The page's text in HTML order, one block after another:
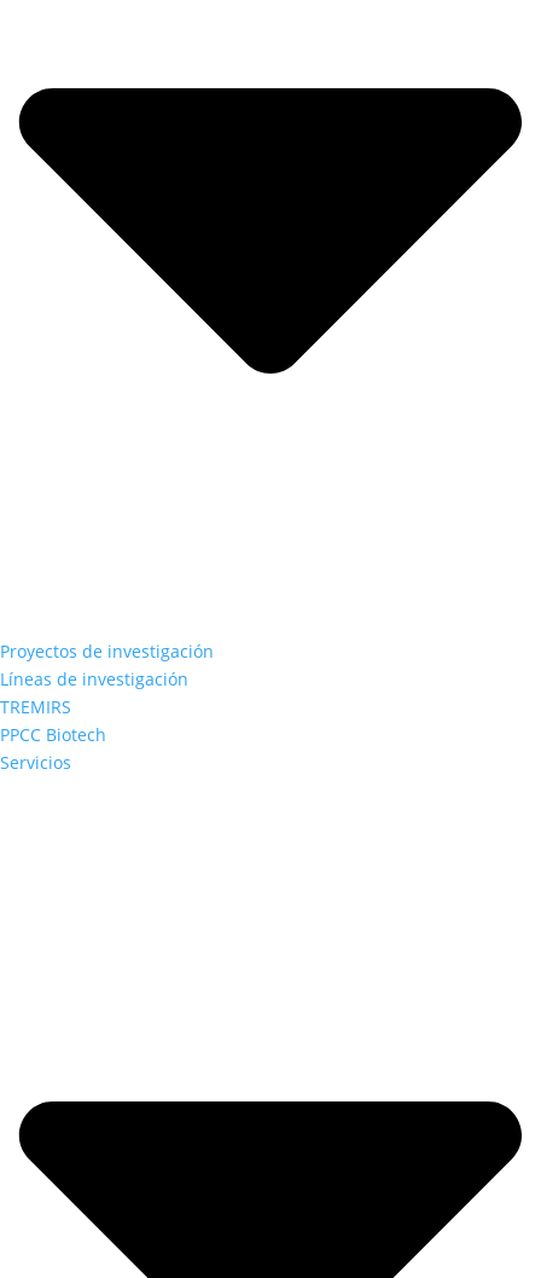
Proyectos de investigación
Líneas de investigación
TREMIRS
PPCC Biotech
Servicios